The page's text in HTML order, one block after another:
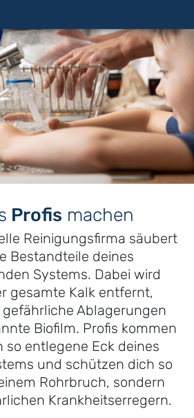
Profis machen
Reinigungsfirma säubert
Bestandteile deines
Systems. Dabei wird
gesamte Kalk entfernt,
Ablagerungen
Biofilm. Profis kommen
so entlegene Eck deines
und schützen dich so
Rohrbruch, sondern
Krankheitserregern.